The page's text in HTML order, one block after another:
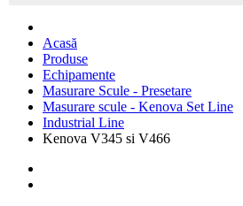
Acasă
Produse
Echipamente
Masurare Scule - Presetare
Masurare scule - Kenova Set Line
Industrial Line
Kenova V345 si V466